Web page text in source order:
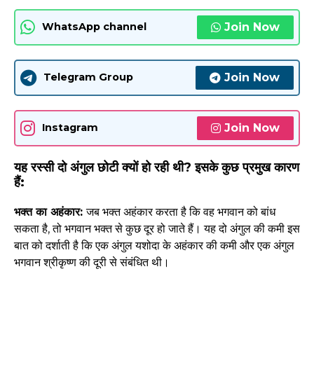
WhatsApp channel Join Now
Telegram Group Join Now
Instagram Join Now
यह रस्सी दो अंगुल छोटी क्यों हो रही थी? इसके कुछ प्रमुख कारण
हैं:
भक्त का अहंकार:जब भक्त अहंकार करता है कि वह भगवान को बांध
सकता है, तो भगवान भक्त से कुछ दूर हो जाते हैं। यह दो अंगुल की कमी इस
बात को दर्शाती है कि एक अंगुल यशोदा के अहंकार की कमी और एक अंगुल
भगवान श्रीकृष्ण की दूरी से संबंधित थी।